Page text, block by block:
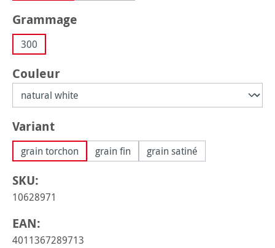
Sélectionnez
Grammage
300
Sélectionnez
Couleur
Sélectionnez
Variant
grain torchon grain fin grain satiné
SKU:
10628971
EAN:
4011367289713